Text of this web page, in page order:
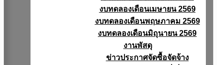
งบทดลองเดือนเมษายน 2569
งบทดลองเดือนพฤษภาคม 2569
งบทดลองเดือนมิถุนายน 2569
งานพัสดุ
ข่าวประกาศจัดซื้อจัดจ้าง